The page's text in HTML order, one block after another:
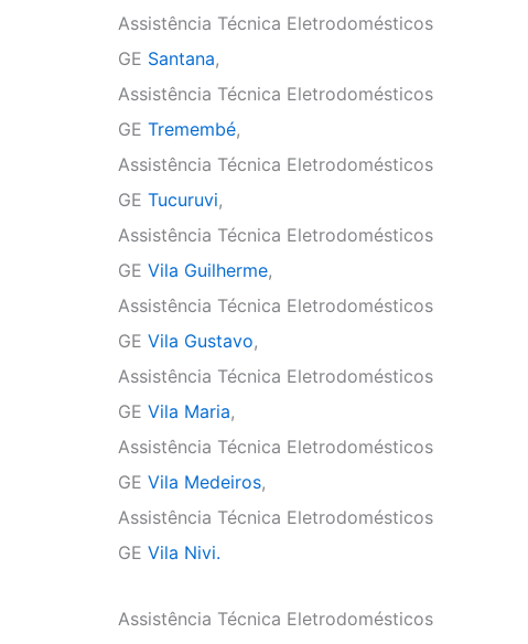
Assistência Técnica Eletrodomésticos
GE Santana,
Assistência Técnica Eletrodomésticos
GE Tremembé,
Assistência Técnica Eletrodomésticos
GE Tucuruvi,
Assistência Técnica Eletrodomésticos
GE Vila Guilherme,
Assistência Técnica Eletrodomésticos
GE Vila Gustavo,
Assistência Técnica Eletrodomésticos
GE Vila Maria,
Assistência Técnica Eletrodomésticos
GE Vila Medeiros,
Assistência Técnica Eletrodomésticos
GE Vila Nivi.
Assistência Técnica Eletrodomésticos